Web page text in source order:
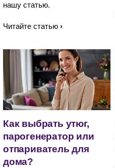
нашу статью.
Читайте статью
Как выбрать утюг,
парогенератор или
отпариватель для
дома?